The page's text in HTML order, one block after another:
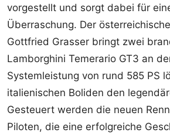
vorgestellt und sorgt dabei für
Überraschung. Der
Gottfried Grasser bringt zwei
Lamborghini Temerario GT3 an
Systemleistung von rund 585 PS
italienischen Boliden den
Gesteuert werden die neuen
Piloten, die eine erfolgreiche